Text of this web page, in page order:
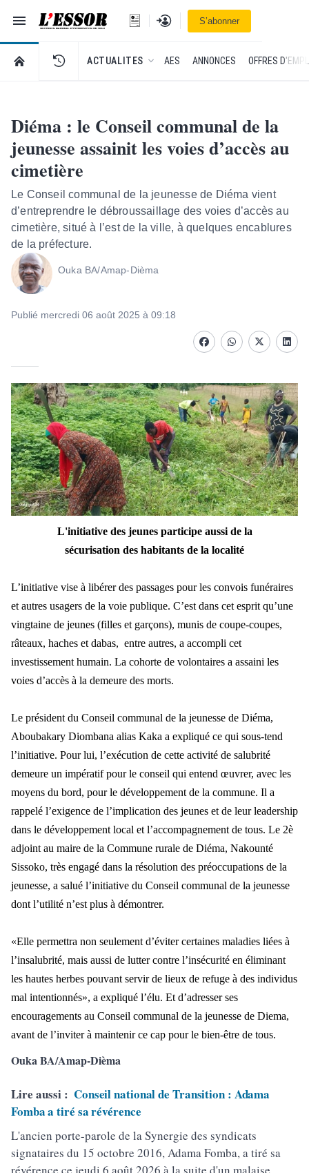
Navigation
L'Essor - retour à la une
Se connecterS’abonner
RETOUR À LA PAGE D’ACCUEIL DE L'ESSOR
ACTUALITES AES ANNONCES OFFRES
Diéma : le Conseil communal de la
jeunesse assainit les voies d’accès au
cimetière
Le Conseil communal de la jeunesse de Diéma vient
d’entreprendre le débroussaillage des voies d’accès au
cimetière, situé à l’est de la ville, à quelques encablures
de la préfecture.
Ouka BA/Amap-Dièma
Publié mercredi 06 août 2025 à 09:18
FacebookwhatsappTwitter
L'initiative des jeunes participe aussi de la
sécurisation des habitants de la localité
L’initiative vise à libérer des passages pour les convois funéraires
et autres usagers de la voie publique. C’est dans cet esprit qu’une
vingtaine de jeunes (filles et garçons), munis de coupe-coupes,
râteaux, haches et dabas, entre autres, a accompli cet
investissement humain. La cohorte de volontaires a assaini les
voies d’accès à la demeure des morts.
Le président du Conseil communal de la jeunesse de Diéma,
Aboubakary Diombana alias Kaka a expliqué ce qui sous-tend
l’initiative. Pour lui, l’exécution de cette activité de salubrité
demeure un impératif pour le conseil qui entend œuvrer, avec les
moyens du bord, pour le développement de la commune. Il a
rappelé l’exigence de l’implication des jeunes et de leur leadership
dans le développement local et l’accompagnement de tous. Le 2è
adjoint au maire de la Commune rurale de Diéma, Nakounté
Sissoko, très engagé dans la résolution des préoccupations de la
jeunesse, a salué l’initiative du Conseil communal de la jeunesse
dont l’utilité n’est plus à démontrer.
«Elle permettra non seulement d’éviter certaines maladies liées à
l’insalubrité, mais aussi de lutter contre l’insécurité en éliminant
les hautes herbes pouvant servir de lieux de refuge à des individus
mal intentionnés», a expliqué l’élu. Et d’adresser ses
encouragements au Conseil communal de la jeunesse de Diema,
avant de l’inviter à maintenir ce cap pour le bien-être de tous.
Ouka BA/Amap-Dièma
Lire aussi : Conseil national de Transition : Adama
Fomba a tiré sa révérence
L'ancien porte-parole de la Synergie des syndicats
signataires du 15 octobre 2016, Adama Fomba, a tiré sa